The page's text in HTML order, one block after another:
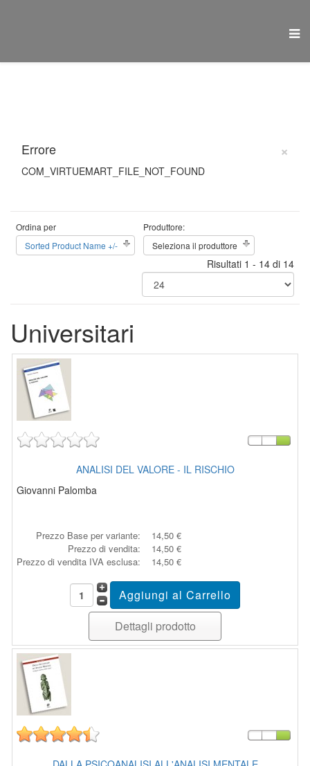
×
Errore
COM_VIRTUEMART_FILE_NOT_FOUND
Ordina per
Sorted Product Name +/-
Produttore:
Seleziona il produttore
Risultati 1 - 14 di 14
Universitari
ANALISI DEL VALORE - IL RISCHIO
Giovanni Palomba
Prezzo Base per variante:
14,50 €
Prezzo di vendita:
14,50 €
Prezzo di vendita IVA esclusa:
14,50 €
Dettagli prodotto